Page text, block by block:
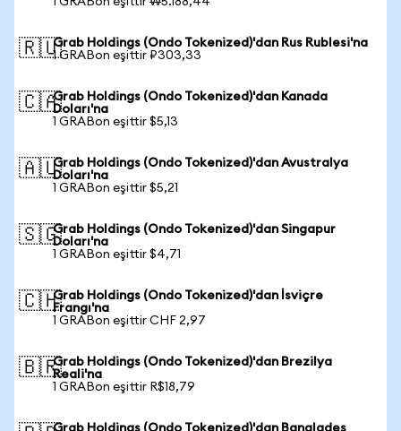
🇷🇺Grab Holdings (Ondo Tokenized)'dan Rus Rublesi'na
1 GRABon eşittir ₽303,33
🇨🇦Grab Holdings (Ondo Tokenized)'dan Kanada
Doları'na
1 GRABon eşittir $5,13
🇦🇺Grab Holdings (Ondo Tokenized)'dan Avustralya
Doları'na
1 GRABon eşittir $5,21
🇸🇬Grab Holdings (Ondo Tokenized)'dan Singapur
Doları'na
1 GRABon eşittir $4,71
🇨🇭Grab Holdings (Ondo Tokenized)'dan İsviçre
Frangı'na
1 GRABon eşittir CHF 2,97
🇧🇷Grab Holdings (Ondo Tokenized)'dan Brezilya
Reali'na
1 GRABon eşittir R$18,79
Grab Holdings (Ondo Tokenized)'dan Bangladeş